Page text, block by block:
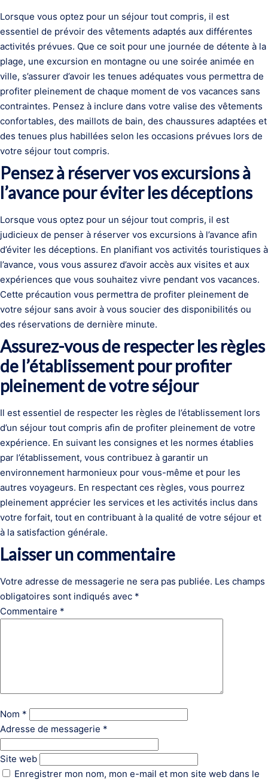
Lorsque vous optez pour un séjour tout compris, il est
essentiel de prévoir des vêtements adaptés aux différentes
activités prévues. Que ce soit pour une journée de détente à la
plage, une excursion en montagne ou une soirée animée en
ville, s’assurer d’avoir les tenues adéquates vous permettra de
profiter pleinement de chaque moment de vos vacances sans
contraintes. Pensez à inclure dans votre valise des vêtements
confortables, des maillots de bain, des chaussures adaptées et
des tenues plus habillées selon les occasions prévues lors de
votre séjour tout compris.
Pensez à réserver vos excursions à
l’avance pour éviter les déceptions
Lorsque vous optez pour un séjour tout compris, il est
judicieux de penser à réserver vos excursions à l’avance afin
d’éviter les déceptions. En planifiant vos activités touristiques à
l’avance, vous vous assurez d’avoir accès aux visites et aux
expériences que vous souhaitez vivre pendant vos vacances.
Cette précaution vous permettra de profiter pleinement de
votre séjour sans avoir à vous soucier des disponibilités ou
des réservations de dernière minute.
Assurez-vous de respecter les règles
de l’établissement pour profiter
pleinement de votre séjour
Il est essentiel de respecter les règles de l’établissement lors
d’un séjour tout compris afin de profiter pleinement de votre
expérience. En suivant les consignes et les normes établies
par l’établissement, vous contribuez à garantir un
environnement harmonieux pour vous-même et pour les
autres voyageurs. En respectant ces règles, vous pourrez
pleinement apprécier les services et les activités inclus dans
votre forfait, tout en contribuant à la qualité de votre séjour et
à la satisfaction générale.
Laisser un commentaire
Votre adresse de messagerie ne sera pas publiée. Les champs
obligatoires sont indiqués avec *
Commentaire *
Nom *
Adresse de messagerie *
Site web
Enregistrer mon nom, mon e-mail et mon site web dans le